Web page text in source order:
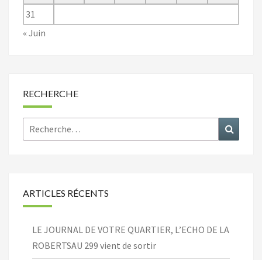
31
« Juin
RECHERCHE
Rechercher :
ARTICLES RÉCENTS
LE JOURNAL DE VOTRE QUARTIER, L’ECHO DE LA
ROBERTSAU 299 vient de sortir